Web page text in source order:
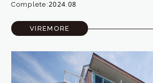
Complete:2024.08
VIREMORE